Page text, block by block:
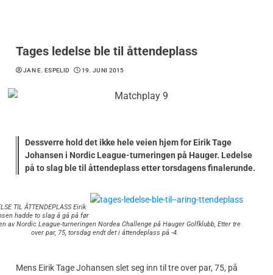
Tages ledelse ble til åttendeplass
JAN E. ESPELID 19. JUNI 2015
Dessverre hold det ikke hele veien hjem for Eirik Tage
Johansen i Nordic League-turneringen på Hauger. Ledelse
på to slag ble til åttendeplass etter torsdagens finalerunde.
TIL ÅTTENDEPLASS Eirik
hadde to slag å gå på før
av Nordic League-turneringen Nordea Challenge på Hauger Golfklubb, Etter tre
over par, 75, torsdag endt det i åttendeplass på -4.
Mens Eirik Tage Johansen slet seg inn til tre over par, 75, på